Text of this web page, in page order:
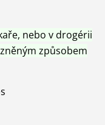
nebo v drogérii
způsobem